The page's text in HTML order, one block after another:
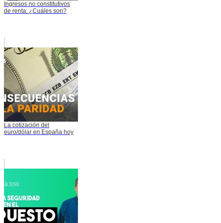
Ingresos no constitutivos
de renta: ¿Cuáles son?
La cotización del
euro/dólar en España hoy